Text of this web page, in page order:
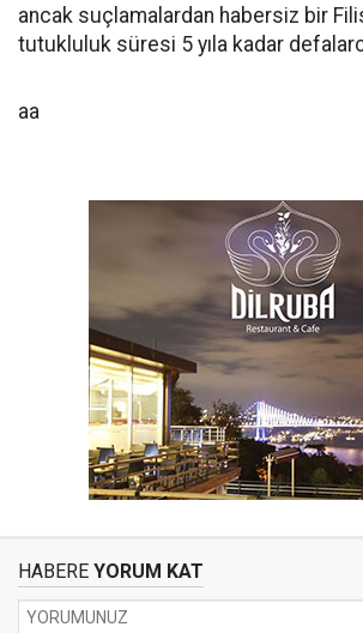
ancak suçlamalardan habersiz bir
tutukluluk süresi 5 yıla kadar
aa
HABERE YORUM KAT